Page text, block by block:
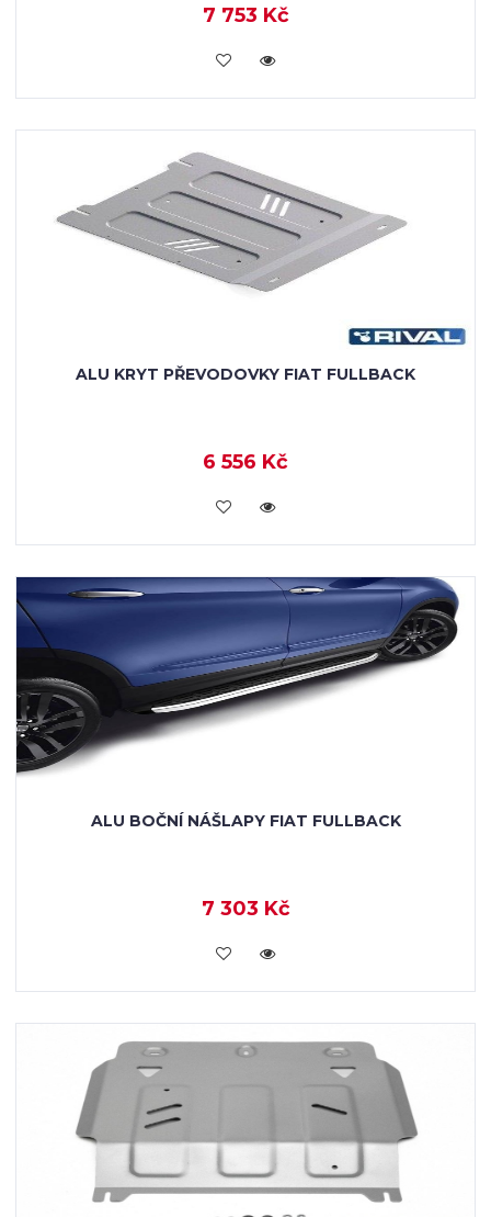
7 753 Kč
KOUPIT
ALU KRYT PŘEVODOVKY FIAT FULLBACK
6 556 Kč
KOUPIT
ALU BOČNÍ NÁŠLAPY FIAT FULLBACK
7 303 Kč
KOUPIT